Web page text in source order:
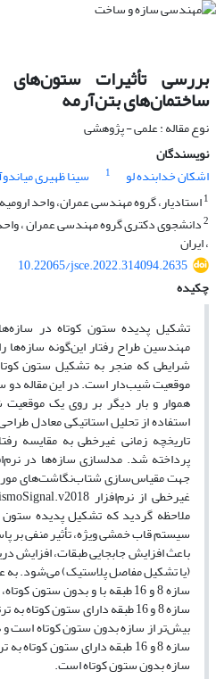
بررسی تأثیرات ستون‌های
ساختمان‌های بتن‌آرمه
نوع مقاله : علمی - پژوهشی
نویسندگان
اشکان خدابنده لو
1 سینا ظهیری
1استادیار، گروه مهندسی عمران، واحد
2دانشجوی دکتری گروه مهندسی عمران ، واحد
، ایران
10.22065/jsce.2022.314094.2635
چکیده
تشکیل پدیده ستون کوتاه در
مهندسین طراح رفتار این‌گونه سازه‌ها
شرایطی که منجر به تشکیل ستون
هموار و بار دیگر بر روی یک موقعیت
استفاده از تحلیل استاتیکی ‌معادل
تاریخچه ‌زمانی غیرخطی به مقایسه
جهت مقیاس‌سازی شتاب‌نگاشت‌های مورد
ملاحظه گردید که تشکیل پدیده ‌ستون
سیستم قاب خمشی ویژه، تأثیر منفی بر
باعث افزایش جابجایی طبقات، افزایش
(یا تشکیل مفاصل پلاستیک) می‌شود. به
سازه 8 و 16 طبقه با و بدون
سازه بدون ستون کوتاه است.